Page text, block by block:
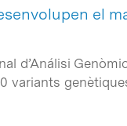
el
d’Análisi
variants